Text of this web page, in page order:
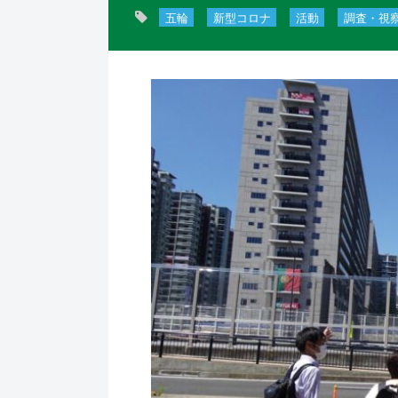
五輪 新型コロナ 活動 調査・視